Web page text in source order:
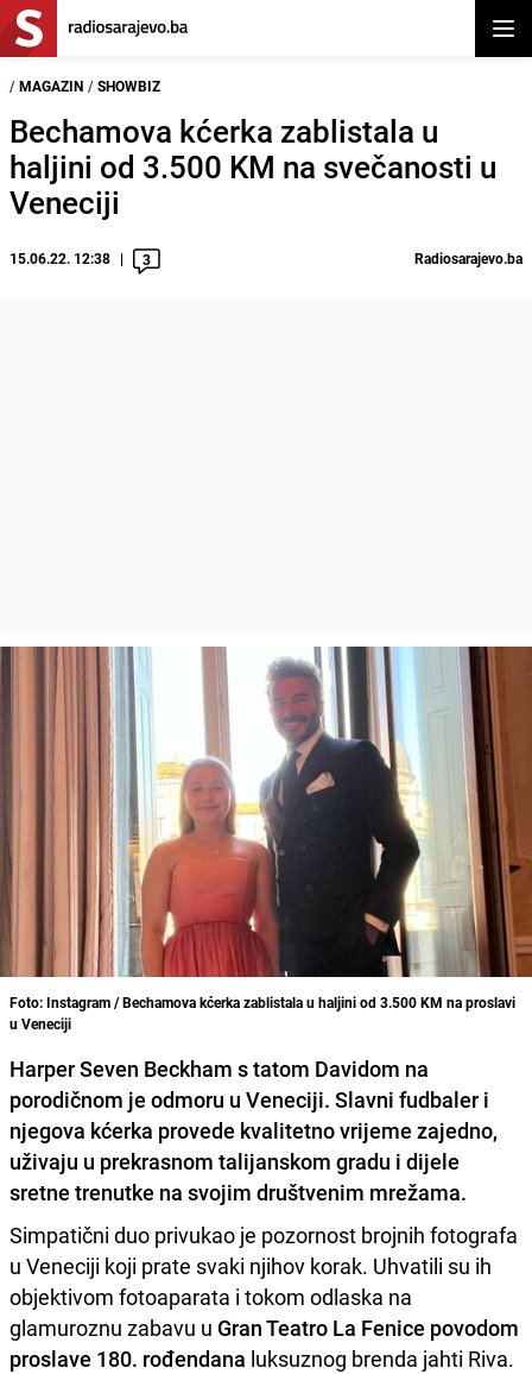
/ MAGAZIN / SHOWBIZ
Bechamova kćerka zablistala u
haljini od 3.500 KM na svečanosti u
Veneciji
15.06.22. 12:38 3 Radiosarajevo.ba
Foto: Instagram / Bechamova kćerka zablistala u haljini od 3.500 KM na proslavi
u Veneciji
Harper Seven Beckham s tatom Davidom na
porodičnom je odmoru u Veneciji. Slavni fudbaler i
njegova kćerka provede kvalitetno vrijeme zajedno,
uživaju u prekrasnom talijanskom gradu i dijele
sretne trenutke na svojim društvenim mrežama.
Simpatični duo privukao je pozornost brojnih fotografa
u Veneciji koji prate svaki njihov korak. Uhvatili su ih
objektivom fotoaparata i tokom odlaska na
glamuroznu zabavu u Gran Teatro La Fenice povodom
proslave 180. rođendana luksuznog brenda jahti Riva.